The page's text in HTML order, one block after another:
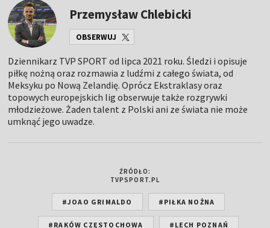
Przemysław Chlebicki
OBSERWUJ
Dziennikarz TVP SPORT od lipca 2021 roku. Śledzi i opisuje
piłkę nożną oraz rozmawia z ludźmi z całego świata, od
Meksyku po Nową Zelandię. Oprócz Ekstraklasy oraz
topowych europejskich lig obserwuje także rozgrywki
młodzieżowe. Żaden talent z Polski ani ze świata nie może
umknąć jego uwadze.
ŹRÓDŁO:
TVPSPORT.PL
#JOAO GRIMALDO #PIŁKA NOŻNA
#RAKÓW CZĘSTOCHOWA #LECH POZNAŃ